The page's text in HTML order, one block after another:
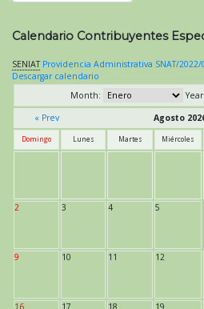
Calendario Contribuyentes
SENIAT Providencia Administrativa SNAT/2022/
Descargar calendario
Month:
Year:
« Prev
Agosto
Domingo Lunes Martes Miércoles
2 3 4 5
9 10 11 12
16 17 18 19